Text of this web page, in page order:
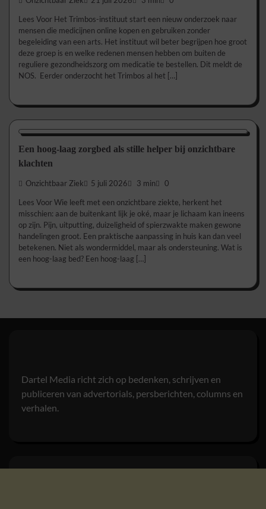
Lees Voor Het Trimbos-instituut start een nieuw onderzoek naar
mensen die medicijnen online kopen en gebruiken zonder
begeleiding van een arts. Het instituut wil beter begrijpen hoe groot
deze groep is en welke redenen mensen hebben om buiten de
reguliere gezondheidszorg om medicatie te bestellen. Dit meldt de
NOS. Eerder onderzocht het Trimbos al het […]
Aanbevolen
Een hoog-laag zorgbed als stille helper bij onzichtbare
klachten
Onzichtbaar Ziek 5 juli 2026 3 min 0
Lees Voor Wie leeft met een onzichtbare ziekte, herkent het
misschien: aan de buitenkant lijk je oké, maar je lichaam kan ineens
op zijn. Pijn, uitputting, duizeligheid of spierzwakte maken gewone
handelingen groot. Een praktische aanpassing in huis kan dan veel
betekenen. Niet als wondermiddel, maar als ondersteuning. Wat is
een hoog-laag bed? Een hoog-laag […]
Dartel Media richt zich op bedenken, schrijven en
publiceren van advertorials, persberichten, columns en
verhalen.